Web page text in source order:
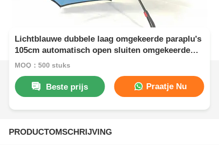
Lichtblauwe dubbele laag omgekeerde paraplu's
105cm automatisch open sluiten omgekeerde
paraplu
MOQ：500 stuks
Beste prijs Praatje Nu
PRODUCTOMSCHRIJVING